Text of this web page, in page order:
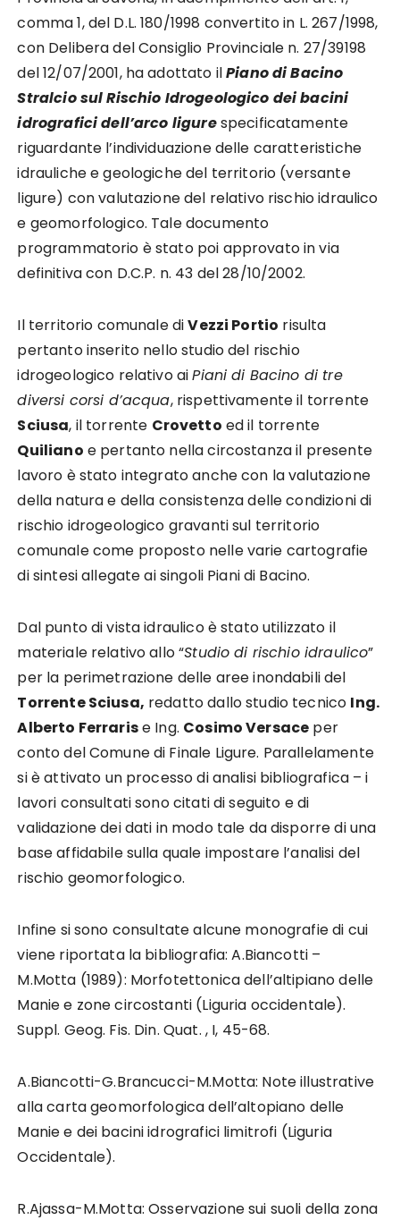
comma 1, del D.L. 180/1998 convertito in L. 267/1998,
con Delibera del Consiglio Provinciale n. 27/39198
del 12/07/2001, ha adottato ilPiano di Bacino
Stralcio sul Rischio Idrogeologico dei bacini
idrografici dell’arco ligurespecificatamente
riguardante l’individuazione delle caratteristiche
idrauliche e geologiche del territorio (versante
ligure) con valutazione del relativo rischio idraulico
e geomorfologico. Tale documento
programmatorio è stato poi approvato in via
definitiva con D.C.P. n. 43 del 28/10/2002.
Il territorio comunale diVezzi Portio risulta
pertanto inserito nello studio del rischio
idrogeologico relativo aiPiani di Bacino di tre
diversi corsi d’acqua, rispettivamente il torrente
Sciusa, il torrente Crovetto ed il torrente
Quiliano e pertanto nella circostanza il presente
lavoro è stato integrato anche con la valutazione
della natura e della consistenza delle condizioni di
rischio idrogeologico gravanti sul territorio
comunale come proposto nelle varie cartografie
di sintesi allegate ai singoli Piani di Bacino.
Dal punto di vista idraulico è stato utilizzato il
materiale relativo allo “Studio di rischio idraulico”
per la perimetrazione delle aree inondabili del
Torrente Sciusa, redatto dallo studio tecnico Ing.
Alberto Ferrarise Ing. Cosimo Versace per
conto del Comune di Finale Ligure. Parallelamente
si è attivato un processo di analisi bibliografica – i
lavori consultati sono citati di seguito e di
validazione dei dati in modo tale da disporre di una
base affidabile sulla quale impostare l’analisi del
rischio geomorfologico.
Infine si sono consultate alcune monografie di cui
viene riportata la bibliografia: A.Biancotti –
M.Motta (1989): Morfotettonica dell’altipiano delle
Manie e zone circostanti (Liguria occidentale).
Suppl. Geog. Fis. Din. Quat. , I, 45-68.
A.Biancotti-G.Brancucci-M.Motta: Note illustrative
alla carta geomorfologica dell’altopiano delle
Manie e dei bacini idrografici limitrofi (Liguria
Occidentale).
R.Ajassa-M.Motta: Osservazione sui suoli della zona